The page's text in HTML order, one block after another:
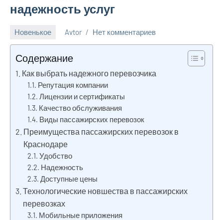
надежность услуг
Новенькое
2024
Avtor Нет комментариев
Содержание
Как выбрать надежного перевозчика
Репутация компании
Лицензии и сертификаты
Качество обслуживания
Виды пассажирских перевозок
Преимущества пассажирских перевозок в
Краснодаре
Удобство
Надежность
Доступные цены
Технологические новшества в пассажирских
перевозках
Мобильные приложения